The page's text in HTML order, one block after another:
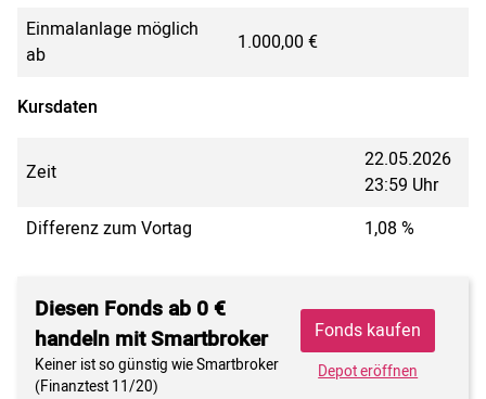
Einmalanlage möglich
ab
1.000,00 €
Kursdaten
Zeit
22.05.2026
23:59 Uhr
Differenz zum Vortag
1,08 %
Diesen Fonds ab 0 €
handeln mit Smartbroker
Keiner ist so günstig wie Smartbroker
(Finanztest 11/20)
Fonds kaufen
Depot eröffnen